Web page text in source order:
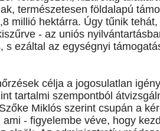
természetesen földalapú
millió hektárra. Úgy tűnik
- az uniós
s ezáltal az egységnyi
célja a jogosulatlan
tartalmi szempontból
Miklós szerint csupán a
- figyelembe véve, hogy